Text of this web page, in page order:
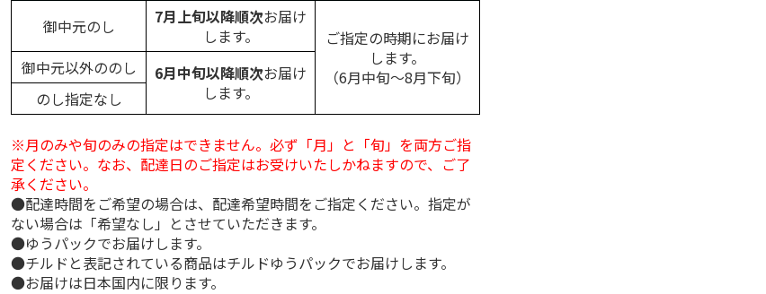
御中元のし
7月上旬以降順次お届け
します。
ご指定の時期にお届け
します。
（6月中旬～8月下旬）
御中元以外ののし 6月中旬以降順次お届け
します。
のし指定なし
※月のみや旬のみの指定はできません。必ず「月」と「旬」を両方ご指
定ください。なお、配達日のご指定はお受けいたしかねますので、ご了
承ください。
●配達時間をご希望の場合は、配達希望時間をご指定ください。指定が
ない場合は「希望なし」とさせていただきます。
●ゆうパックでお届けします。
●チルドと表記されている商品はチルドゆうパックでお届けします。
●お届けは日本国内に限ります。